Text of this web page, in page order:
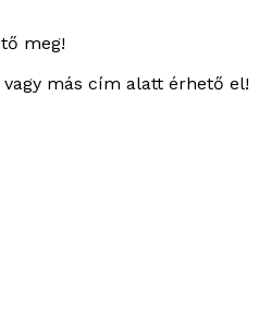
meg!
más cím alatt érhető el!